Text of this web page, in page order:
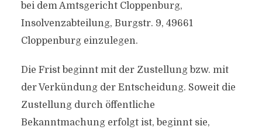
bei dem Amtsgericht Cloppenburg,
Insolvenzabteilung, Burgstr. 9, 49661
Cloppenburg einzulegen.
Die Frist beginnt mit der Zustellung bzw. mit
der Verkündung der Entscheidung. Soweit die
Zustellung durch öffentliche
Bekanntmachung erfolgt ist, beginnt sie,